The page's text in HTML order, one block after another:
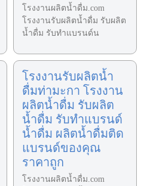
โรงงานผลิตน้ำดื่ม.com
โรงงานรับผลิตน้ำดื่ม รับผลิต
น้ำดื่ม รับทำแบรนด์น
โรงงานรับผลิตน้ำ
ดื่มท่ามะกา โรงงาน
ผลิตน้ำดื่ม รับผลิต
น้ำดื่ม รับทำแบรนด์
น้ำดื่ม ผลิตน้ำดื่มติด
แบรนด์ของคุณ
ราคาถูก
โรงงานผลิตน้ำดื่ม.com